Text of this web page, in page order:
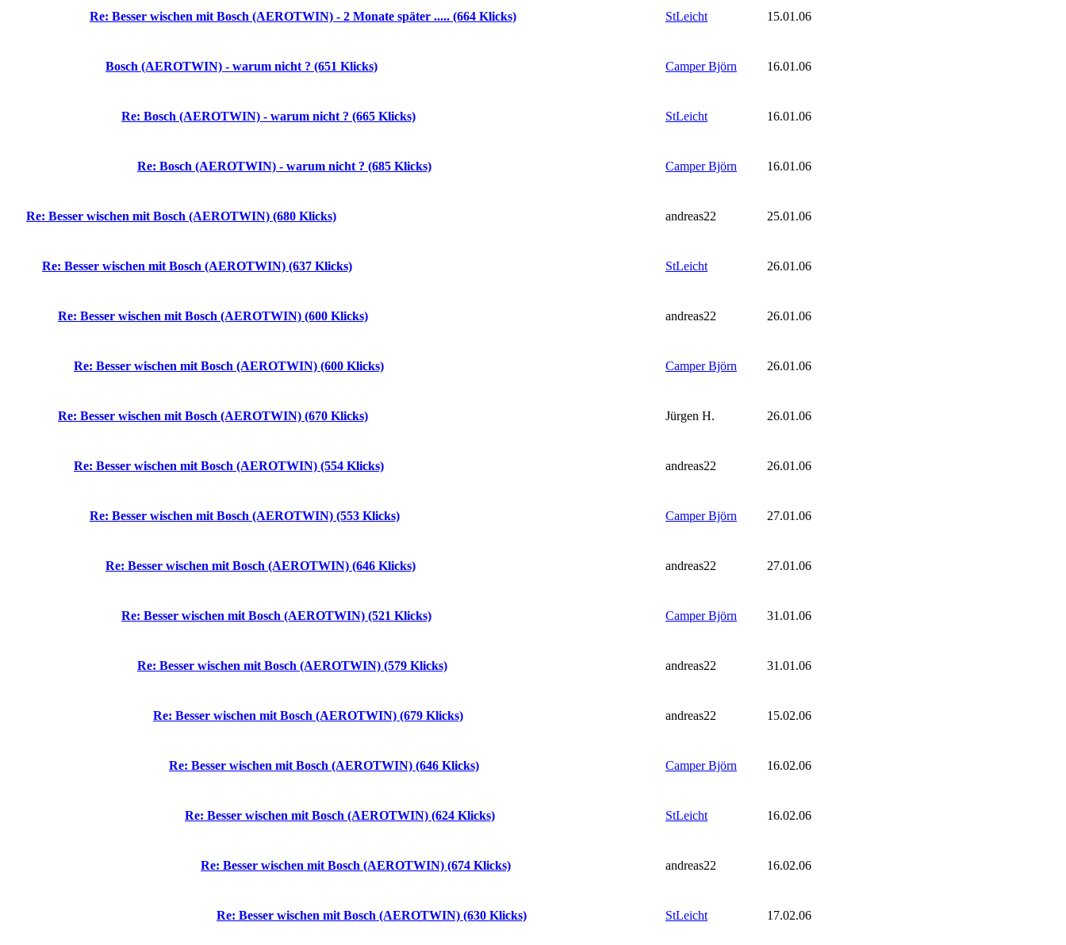
Re: Besser wischen mit Bosch (AEROTWIN) - 2 Monate später ..... (664 Klicks) StLeicht 15.01.06
Bosch (AEROTWIN) - warum nicht ? (651 Klicks) Camper Björn 16.01.06
Re: Bosch (AEROTWIN) - warum nicht ? (665 Klicks) StLeicht 16.01.06
Re: Bosch (AEROTWIN) - warum nicht ? (685 Klicks) Camper Björn 16.01.06
Re: Besser wischen mit Bosch (AEROTWIN) (680 Klicks) andreas22 25.01.06
Re: Besser wischen mit Bosch (AEROTWIN) (637 Klicks) StLeicht 26.01.06
Re: Besser wischen mit Bosch (AEROTWIN) (600 Klicks) andreas22 26.01.06
Re: Besser wischen mit Bosch (AEROTWIN) (600 Klicks) Camper Björn 26.01.06
Re: Besser wischen mit Bosch (AEROTWIN) (670 Klicks) Jürgen H. 26.01.06
Re: Besser wischen mit Bosch (AEROTWIN) (554 Klicks) andreas22 26.01.06
Re: Besser wischen mit Bosch (AEROTWIN) (553 Klicks) Camper Björn 27.01.06
Re: Besser wischen mit Bosch (AEROTWIN) (646 Klicks) andreas22 27.01.06
Re: Besser wischen mit Bosch (AEROTWIN) (521 Klicks) Camper Björn 31.01.06
Re: Besser wischen mit Bosch (AEROTWIN) (579 Klicks) andreas22 31.01.06
Re: Besser wischen mit Bosch (AEROTWIN) (679 Klicks) andreas22 15.02.06
Re: Besser wischen mit Bosch (AEROTWIN) (646 Klicks) Camper Björn 16.02.06
Re: Besser wischen mit Bosch (AEROTWIN) (624 Klicks) StLeicht 16.02.06
Re: Besser wischen mit Bosch (AEROTWIN) (674 Klicks) andreas22 16.02.06
Re: Besser wischen mit Bosch (AEROTWIN) (630 Klicks) StLeicht 17.02.06